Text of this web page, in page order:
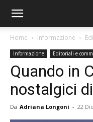
Home Informazione
Informazione Editoriali e
Quando in
nostalgici
Da Adriana Longoni - 22